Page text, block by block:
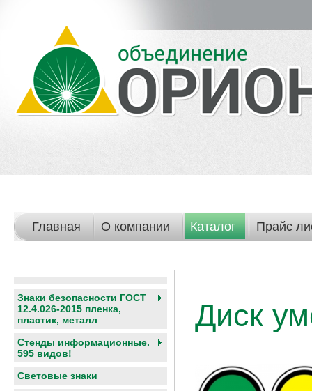
Главная О компании Каталог Прайс
Знаки безопасности ГОСТ
12.4.026-2015 пленка,
пластик, металл
Стенды информационные.
595 видов!
Световые знаки
Диск